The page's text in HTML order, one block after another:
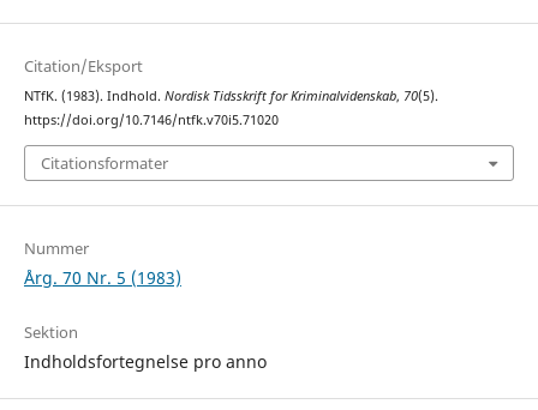
Citation/Eksport
NTfK. (1983). Indhold. Nordisk Tidsskrift for Kriminalvidenskab, 70(5).
https://doi.org/10.7146/ntfk.v70i5.71020
Citationsformater
Nummer
Årg. 70 Nr. 5 (1983)
Sektion
Indholdsfortegnelse pro anno